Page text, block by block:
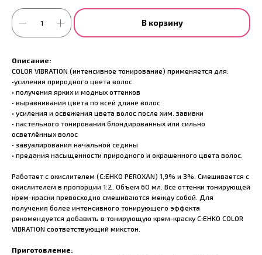
В корзину
Описание:
COLOR VIBRATION (интенсивное тонирование) применяется для:
•усиления природного цвета волос
• получения ярких и модных оттенков
• выравнивания цвета по всей длине волос
• усиления и освежения цвета волос после хим. завивки
• пастельного тонирования блондированных или сильно
осветлённых волос
• завуалирования начальной седины
• предания насыщенности природного и окрашенного цвета волос.
Работает с окислителем (C:EHKO PEROXAN) 1,9% и 3%. Смешивается с
окислителем в пропорции 1:2. Объем 60 мл. Все оттенки тонирующей
крем-краски превосходно смешиваются между собой. Для
получения более интенсивного тонирующего эффекта
рекомендуется добавить в тонирующую крем-краску C:EHKO COLOR
VIBRATION соответствующий микстон.
Приготовление: